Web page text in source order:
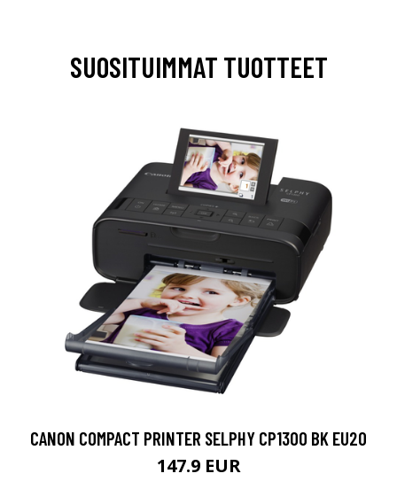
SUOSITUIMMAT TUOTTEET
CANON COMPACT PRINTER SELPHY CP1300 BK EU20
147.9 EUR